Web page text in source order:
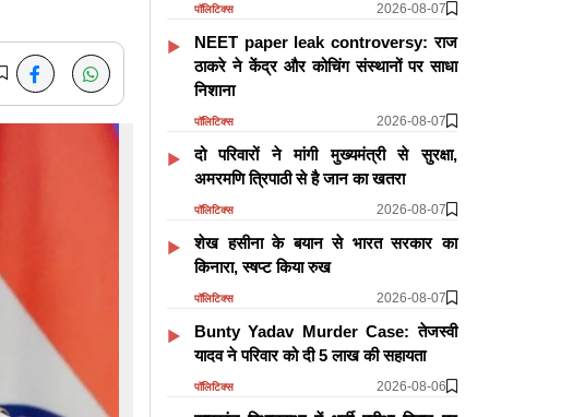
पॉलिटिक्स 2026-08-07
NEET paper leak controversy: राज
ठाकरे ने केंद्र और कोचिंग संस्थानों पर साधा
निशाना
पॉलिटिक्स 2026-08-07
दो परिवारों ने मांगी मुख्यमंत्री से सुरक्षा,
अमरमणि त्रिपाठी से है जान का खतरा
पॉलिटिक्स 2026-08-07
शेख हसीना के बयान से भारत सरकार का
किनारा, स्षप्ट किया रुख
पॉलिटिक्स 2026-08-07
Bunty Yadav Murder Case: तेजस्वी
यादव ने परिवार को दी 5 लाख की सहायता
पॉलिटिक्स 2026-08-06